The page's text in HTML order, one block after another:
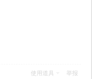
使用道具 举报